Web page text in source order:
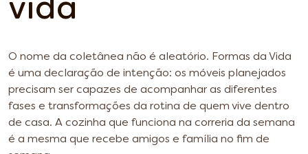
vida
O nome da coletânea não é aleatório. Formas da Vida
é uma declaração de intenção: os móveis planejados
precisam ser capazes de acompanhar as diferentes
fases e transformações da rotina de quem vive dentro
de casa. A cozinha que funciona na correria da semana
é a mesma que recebe amigos e família no fim de